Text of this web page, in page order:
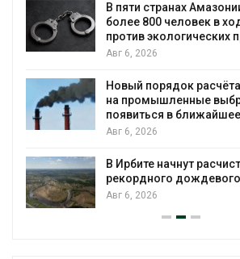
В пяти странах
более 800 человек в
против экологических
Авг 6, 2026
Новый порядок
на промышленные
появиться в
Авг 6, 2026
В Ирбите начнут
рекордного
Авг 6, 2026